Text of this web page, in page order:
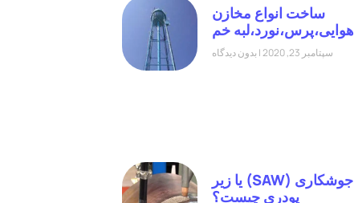
ساخت انواع مخازن
هوایی،پرس،نورد،لبه خم
سپتامبر 23, 2020 بدون دیدگاه
جوشکاری (SAW) یا زیر
پودری چیست؟